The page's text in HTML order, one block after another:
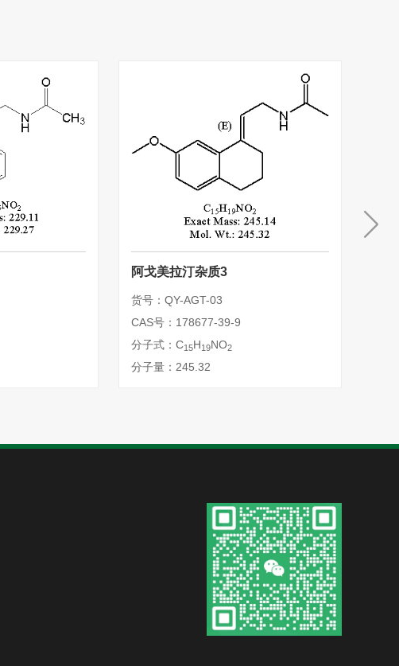
阿戈美拉汀杂质3
货号：QY-AGT-03
CAS号：178677-39-9
分子式：C15H19NO2
分子量：245.32